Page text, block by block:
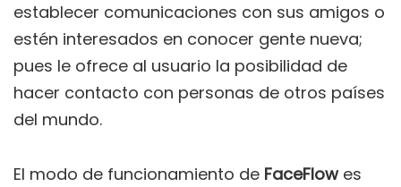
establecer comunicaciones con sus amigos o
estén interesados en conocer gente nueva;
pues le ofrece al usuario la posibilidad de
hacer contacto con personas de otros países
del mundo.
El modo de funcionamiento de FaceFlowes